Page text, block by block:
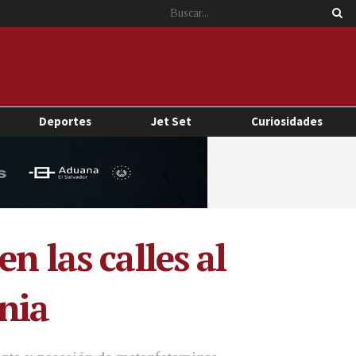
Deportes Jet Set Curiosidades
las calles al